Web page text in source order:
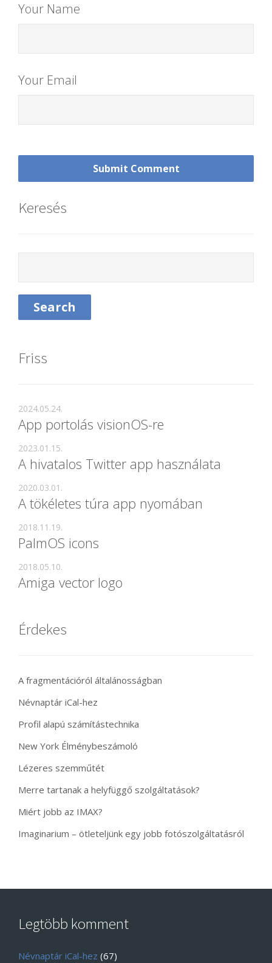
Your Name
Your Email
Keresés
Friss
App portolás visionOS-re
2024.05.24.
A hivatalos Twitter app használata
2023.01.15.
A tökéletes túra app nyomában
2020.03.01.
PalmOS icons
2018.11.19.
Amiga vector logo
2018.05.10.
Érdekes
A fragmentációról általánosságban
Névnaptár iCal-hez
Profil alapú számítástechnika
New York Élménybeszámoló
Lézeres szemműtét
Merre tartanak a helyfüggő szolgáltatások?
Miért jobb az IMAX?
Imaginarium – ötleteljünk egy jobb fotószolgáltatásról
Legtöbb komment
Névnaptár iCal-hez (67)